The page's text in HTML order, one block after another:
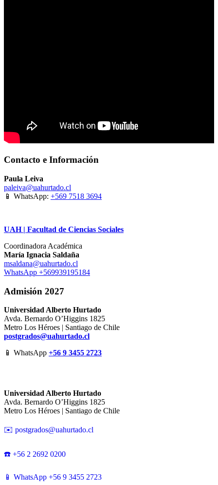
Contacto e Información
Paula Leiva
paleiva@uahurtado.cl
📱 WhatsApp: +569 7518 3694
UAH | Facultad de Ciencias Sociales
Coordinadora Académica
María Ignacia Saldaña
msaldana@uahurtado.cl
WhatsApp +569939195184
Admisión 2027
Universidad Alberto Hurtado
Avda. Bernardo O’Higgins 1825
Metro Los Héroes | Santiago de Chile
postgrados@uahurtado.cl
📱 WhatsApp +56 9 3455 2723
Universidad Alberto Hurtado
Avda. Bernardo O’Higgins 1825
Metro Los Héroes | Santiago de Chile
✉️ postgrados@uahurtado.cl
☎️ +56 2 2692 0200
📱 WhatsApp +56 9 3455 2723